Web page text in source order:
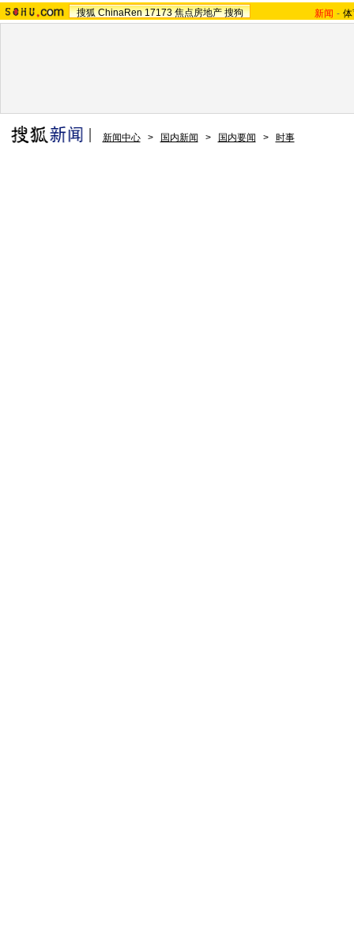
搜狐 ChinaRen 17173 焦点房地产 搜狗 新闻 -
新闻中心 > 国内新闻 > 国内要闻 > 时事